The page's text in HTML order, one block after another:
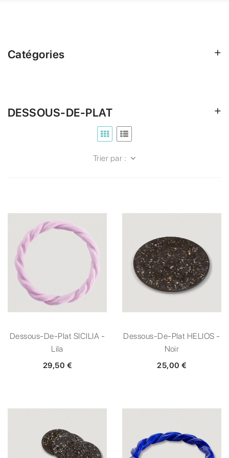
Catégories
DESSOUS-DE-PLAT
Trier par :
Dessous-De-Plat SICILIA -
Lila
29,50 €
Dessous-De-Plat HELIOS -
Noir
25,00 €